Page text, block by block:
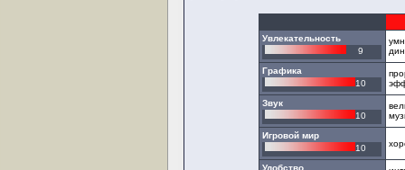
Увлекательность
9
Графика
10
Звук
10
Игровой мир
10
Удобство